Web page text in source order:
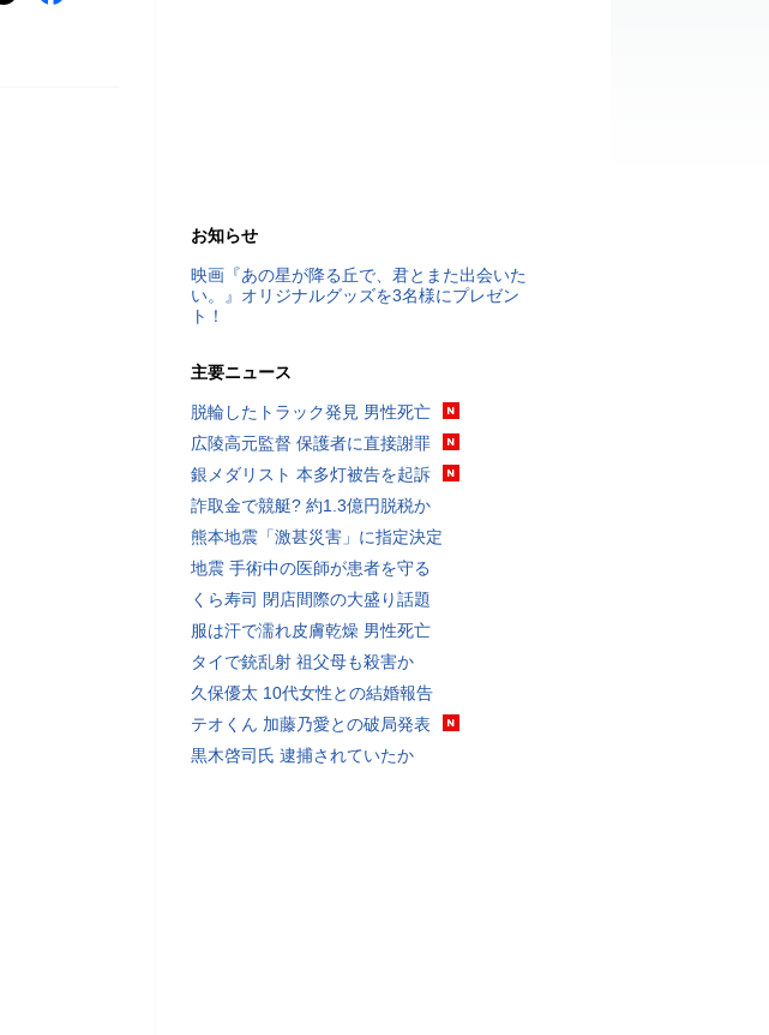
お知らせ
映画『あの星が降る丘で、君とまた出会いた
い。』オリジナルグッズを3名様にプレゼン
ト！
主要ニュース
脱輪したトラック発見 男性死亡
広陵高元監督 保護者に直接謝罪
銀メダリスト 本多灯被告を起訴
詐取金で競艇? 約1.3億円脱税か
熊本地震「激甚災害」に指定決定
地震 手術中の医師が患者を守る
くら寿司 閉店間際の大盛り話題
服は汗で濡れ皮膚乾燥 男性死亡
タイで銃乱射 祖父母も殺害か
久保優太 10代女性との結婚報告
テオくん 加藤乃愛との破局発表
黒木啓司氏 逮捕されていたか